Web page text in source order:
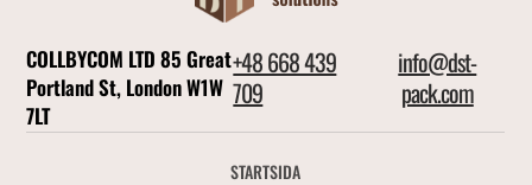
COLLBYCOM LTD 85 Great
Portland St, London W1W
7LT
+48 668 439
709
info@dst-
pack.com
STARTSIDA